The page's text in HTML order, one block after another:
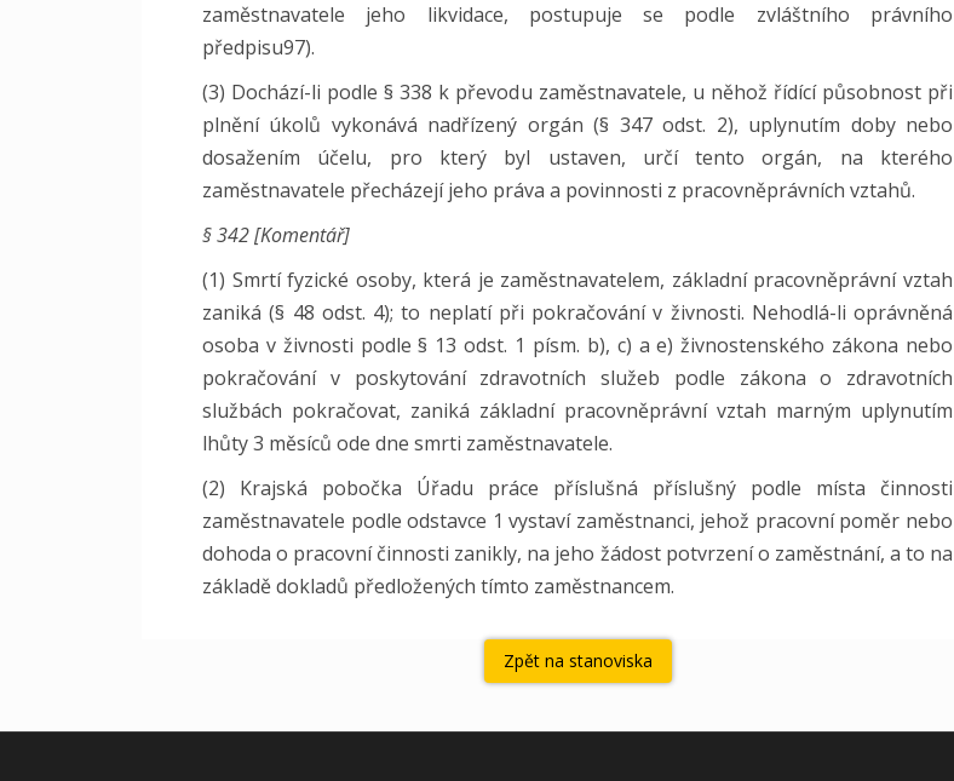
zaměstnavatele jeho likvidace, postupuje se podle zvláštního právního
předpisu97).
(3) Dochází-li podle § 338 k převodu zaměstnavatele, u něhož řídící působnost při
plnění úkolů vykonává nadřízený orgán (§ 347 odst. 2), uplynutím doby nebo
dosažením účelu, pro který byl ustaven, určí tento orgán, na kterého
zaměstnavatele přecházejí jeho práva a povinnosti z pracovněprávních vztahů.
§ 342 [Komentář]
(1) Smrtí fyzické osoby, která je zaměstnavatelem, základní pracovněprávní vztah
zaniká (§ 48 odst. 4); to neplatí při pokračování v živnosti. Nehodlá-li oprávněná
osoba v živnosti podle § 13 odst. 1 písm. b), c) a e) živnostenského zákona nebo
pokračování v poskytování zdravotních služeb podle zákona o zdravotních
službách pokračovat, zaniká základní pracovněprávní vztah marným uplynutím
lhůty 3 měsíců ode dne smrti zaměstnavatele.
(2) Krajská pobočka Úřadu práce příslušná příslušný podle místa činnosti
zaměstnavatele podle odstavce 1 vystaví zaměstnanci, jehož pracovní poměr nebo
dohoda o pracovní činnosti zanikly, na jeho žádost potvrzení o zaměstnání, a to na
základě dokladů předložených tímto zaměstnancem.
Zpět na stanoviska